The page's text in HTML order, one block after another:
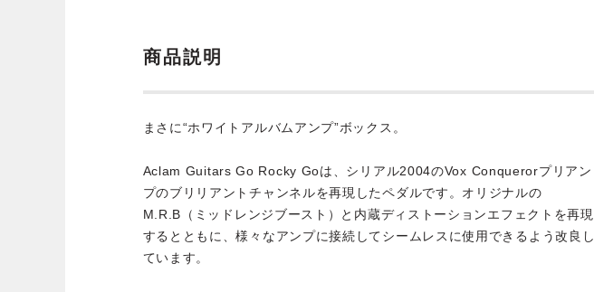
商品説明
まさに“ホワイトアルバムアンプ”ボックス。
Aclam Guitars Go Rocky Goは、シリアル2004のVox Conquerorプリアン
プのブリリアントチャンネルを再現したペダルです。オリジナルの
M.R.B（ミッドレンジブースト）と内蔵ディストーションエフェクトを再現
するとともに、様々なアンプに接続してシームレスに使用できるよう改良し
ています。